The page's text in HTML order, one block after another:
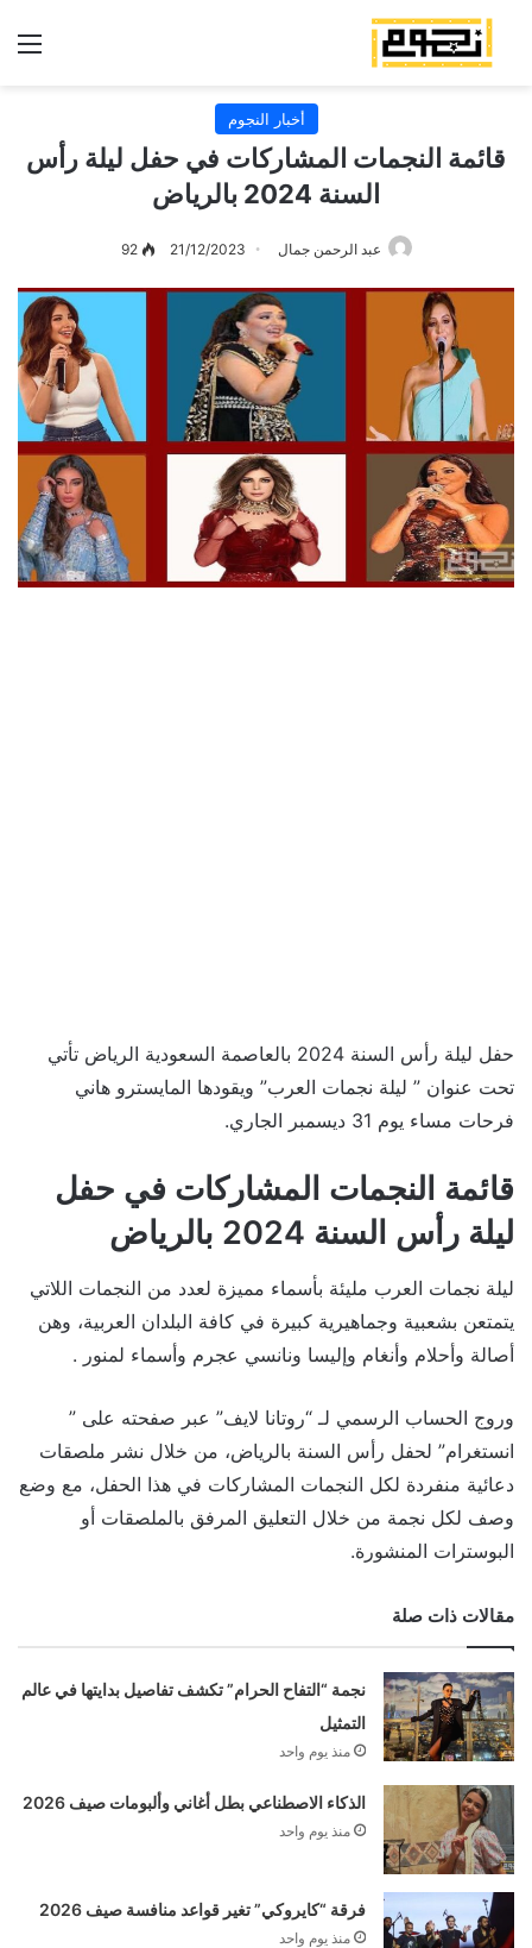
أخبار النجوم
قائمة النجمات المشاركات في حفل ليلة رأس
السنة 2024 بالرياض
عبد الرحمن جمال 21/12/2023
92
حفل ليلة رأس السنة 2024 بالعاصمة السعودية الرياض تأتي
تحت عنوان ” ليلة نجمات العرب” ويقودها المايسترو هاني
فرحات مساء يوم 31 ديسمبر الجاري.
قائمة النجمات المشاركات في حفل
ليلة رأس السنة 2024 بالرياض
ليلة نجمات العرب مليئة بأسماء مميزة لعدد من النجمات اللاتي
يتمتعن بشعبية وجماهيرية كبيرة في كافة البلدان العربية، وهن
أصالة وأحلام وأنغام وإليسا ونانسي عجرم وأسماء لمنور .
وروج الحساب الرسمي لـ “روتانا لايف” عبر صفحته على ”
انستغرام” لحفل رأس السنة بالرياض، من خلال نشر ملصقات
دعائية منفردة لكل النجمات المشاركات في هذا الحفل، مع وضع
وصف لكل نجمة من خلال التعليق المرفق بالملصقات أو
البوسترات المنشورة.
مقالات ذات صلة
نجمة “التفاح الحرام” تكشف تفاصيل بدايتها في عالم
التمثيل
منذ يوم واحد
الذكاء الاصطناعي بطل أغاني وألبومات صيف 2026
منذ يوم واحد
فرقة “كايروكي” تغير قواعد منافسة صيف 2026
منذ يوم واحد